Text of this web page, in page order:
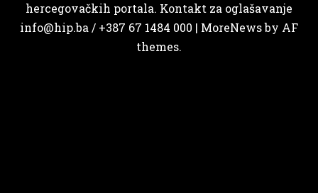
hercegovačkih portala. Kontakt za oglašavanje
info@hip.ba / +387 67 1484 000 | MoreNewsby AF
themes.